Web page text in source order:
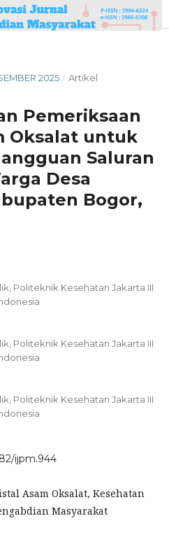
2025 / Artikel
Pemeriksaan
Oksalat untuk
Saluran
Desa
Bogor,
Politeknik Kesehatan Jakarta III
Politeknik Kesehatan Jakarta III
Politeknik Kesehatan Jakarta III
ijpm.944
Asam Oksalat, Kesehatan
Masyarakat